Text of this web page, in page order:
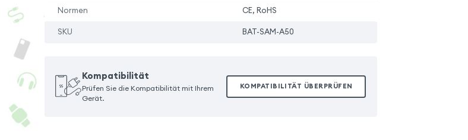
Normen CE, RoHS
SKU BAT-SAM-A50
Kompatibilität
Prüfen Sie die Kompatibilität mit Ihrem
Gerät.
KOMPATIBILITÄT ÜBERPRÜFEN